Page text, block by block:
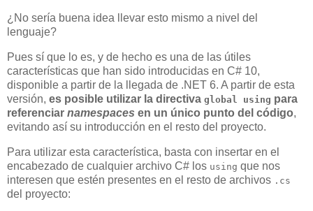
¿No sería buena idea llevar esto mismo a nivel del
lenguaje?
Pues sí que lo es, y de hecho es una de las útiles
características que han sido introducidas en C# 10,
disponible a partir de la llegada de .NET 6. A partir de esta
versión, es posible utilizar la directiva global using para
referenciar namespaces en un único punto del código,
evitando así su introducción en el resto del proyecto.
Para utilizar esta característica, basta con insertar en el
encabezado de cualquier archivo C# los using que nos
interesen que estén presentes en el resto de archivos .cs
del proyecto: